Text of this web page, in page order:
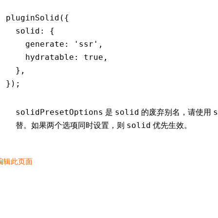
pluginSolid ({
  solid
:
{
    generate
: 'ssr' ,
    hydratable
: true ,
  }
,
});
solidPresetOptions 是 solid 的废弃别名，请使用
替。如果两个选项同时设置，则 solid 优先生效。
辑此页面